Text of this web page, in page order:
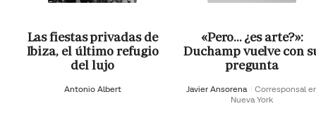
Las fiestas privadas de
Ibiza, el último refugio
del lujo
Antonio Albert
«Pero… ¿es arte?»:
Duchamp vuelve con
pregunta
Javier Ansorena
Corresponsal
Nueva York